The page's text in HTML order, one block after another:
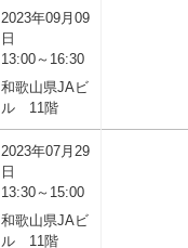
2023年09月09
日
13:00～16:30
和歌山県JAビ
ル 11階
2023年07月29
日
13:30～15:00
和歌山県JAビ
ル 11階